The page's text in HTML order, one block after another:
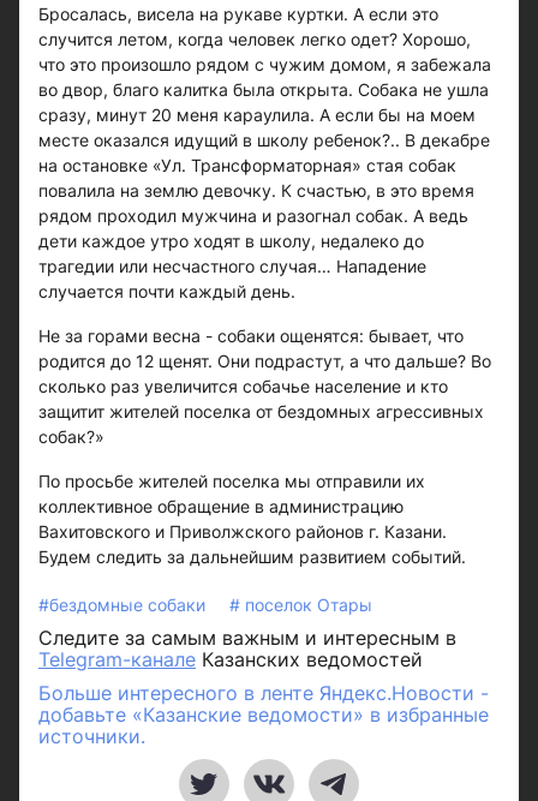
Бросалась, висела на рукаве куртки. А если это
случится летом, когда человек легко одет? Хорошо,
что это произошло рядом с чужим домом, я забежала
во двор, благо калитка была открыта. Собака не ушла
сразу, минут 20 меня караулила. А если бы на моем
месте оказался идущий в школу ребенок?.. В декабре
на остановке «Ул. Трансформаторная» стая собак
повалила на землю девочку. К счастью, в это время
рядом проходил мужчина и разогнал собак. А ведь
дети каждое утро ходят в школу, недалеко до
трагедии или несчастного случая… Нападение
случается почти каждый день.
Не за горами весна - собаки ощенятся: бывает, что
родится до 12 щенят. Они подрастут, а что дальше? Во
сколько раз увеличится собачье население и кто
защитит жителей поселка от бездомных агрессивных
собак?»
По просьбе жителей поселка мы отправили их
коллективное обращение в администрацию
Вахитовского и Приволжского районов г. Казани.
Будем следить за дальнейшим развитием событий.
#бездомные собаки # поселок Отары
Следите за самым важным и интересным в
Telegram-канале Казанских ведомостей
Больше интересного в ленте Яндекс.Новости -
добавьте «Казанские ведомости» в избранные
источники.